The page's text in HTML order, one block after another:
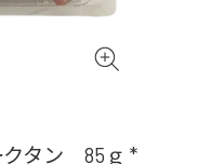
タン 85ｇ *